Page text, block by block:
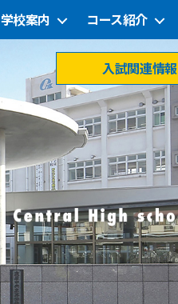
学校案内 コース紹介
入試関連情報